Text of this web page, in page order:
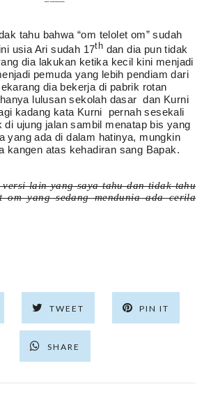
tahu bahwa “om telolet om” sudah
usia Ari sudah 17th dan dia pun tidak
dia lakukan ketika kecil kini menjadi
pemuda yang lebih pendiam dari
dia bekerja di pabrik rotan
lulusan sekolah dasar dan Kurni
kadang kata Kurni
pernah sesekali
di ujung jalan sambil menatap bis yang
yang ada di dalam hatinya, mungkin
kangen atas kehadiran sang Bapak.
lain yang saya tahu dan tidak tahu
om yang sedang mendunia ada cerila
TWEET PIN IT
SHARE